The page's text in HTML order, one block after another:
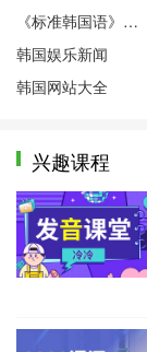
《标准韩国语》第一册
韩国娱乐新闻
韩国网站大全
兴趣课程